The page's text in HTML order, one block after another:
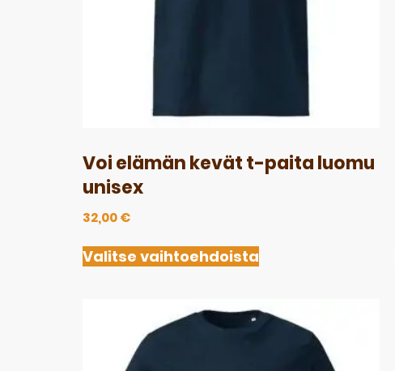
Voi elämän kevät t-paita luomu
unisex
32,00€
Valitse vaihtoehdoista